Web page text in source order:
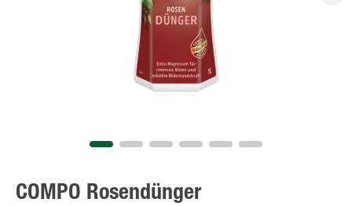
COMPO Rosendünger